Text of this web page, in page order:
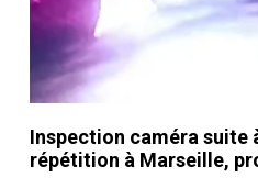
Inspection caméra suite
répétition à Marseille,